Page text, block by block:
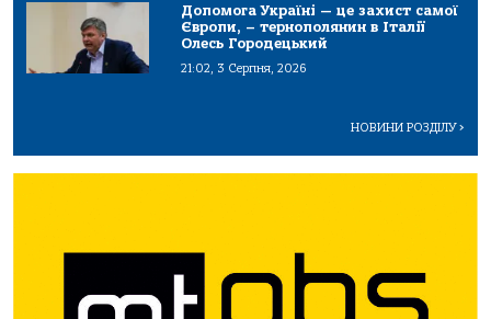
Допомога Україні — це захист самої
Європи, – тернополянин в Італії
Олесь Городецький
21:02, 3 Серпня, 2026
НОВИНИ РОЗДІЛУ>